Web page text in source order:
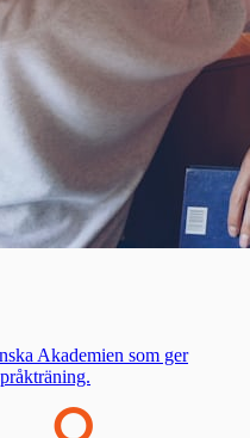
Akademien som ger